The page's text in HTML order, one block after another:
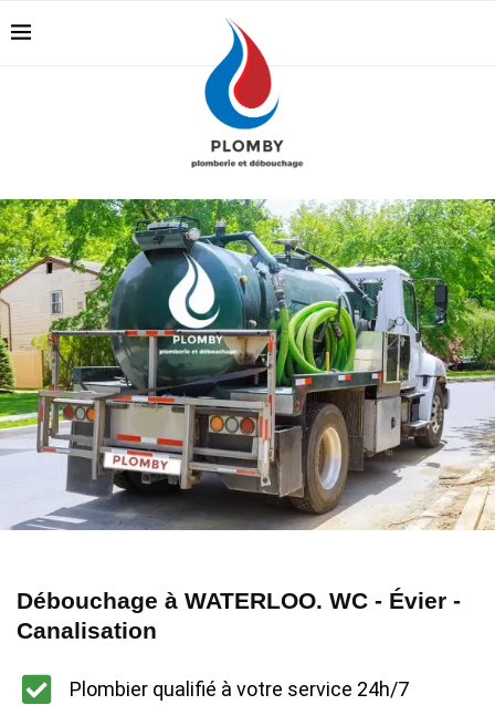
Débouchage à WATERLOO. WC - Évier -
Canalisation
Plombier qualifié à votre service 24h/7